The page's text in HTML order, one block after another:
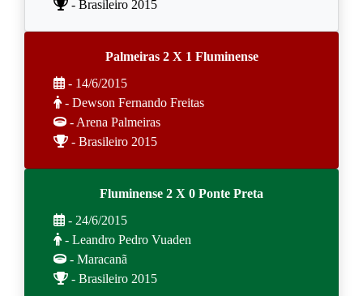
- Brasileiro 2015
Palmeiras 2 X 1 Fluminense
- 14/6/2015
- Dewson Fernando Freitas
- Arena Palmeiras
- Brasileiro 2015
Fluminense 2 X 0 Ponte Preta
- 24/6/2015
- Leandro Pedro Vuaden
- Maracanã
- Brasileiro 2015